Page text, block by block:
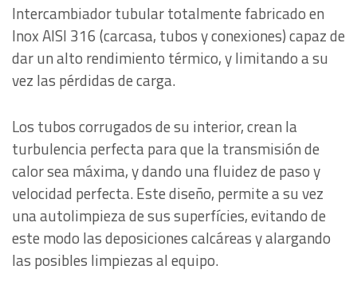
Intercambiador tubular totalmente fabricado en
Inox AISI 316 (carcasa, tubos y conexiones) capaz de
dar un alto rendimiento térmico, y limitando a su
vez las pérdidas de carga.
Los tubos corrugados de su interior, crean la
turbulencia perfecta para que la transmisión de
calor sea máxima, y dando una fluidez de paso y
velocidad perfecta. Este diseño, permite a su vez
una autolimpieza de sus superfícies, evitando de
este modo las deposiciones calcáreas y alargando
las posibles limpiezas al equipo.